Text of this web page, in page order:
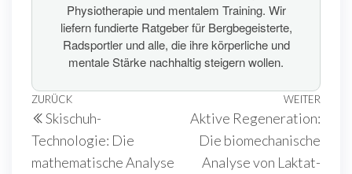
Physiotherapie und mentalem Training. Wir
liefern fundierte Ratgeber für Bergbegeisterte,
Radsportler und alle, die ihre körperliche und
mentale Stärke nachhaltig steigern wollen.
Beitragsnavigation
Vorheriger
Beitrag
ZURÜCK
Skischuh-
Technologie: Die
mathematische Analyse
WEITER
Aktive Regeneration:
Die biomechanische
Analyse von Laktat-